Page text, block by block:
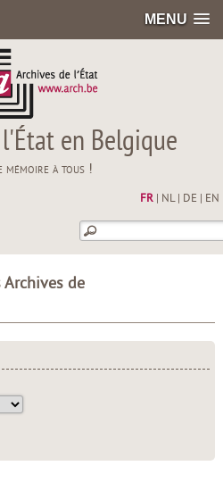
MENU
en Belgique
à tous !
FR| NL| DE EN
Archives de